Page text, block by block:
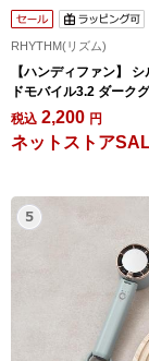
RHYTHM(リズム)
【ハンディファン】
ドモバイル3.2 ダーク
税込 2,200 円
ネットストア